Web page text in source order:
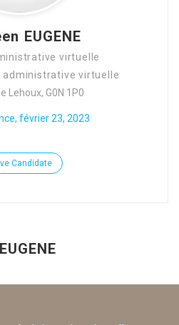
EUGENE
virtuelle
administrative virtuelle
Lehoux, G0N 1P0
février 23, 2023
Candidate